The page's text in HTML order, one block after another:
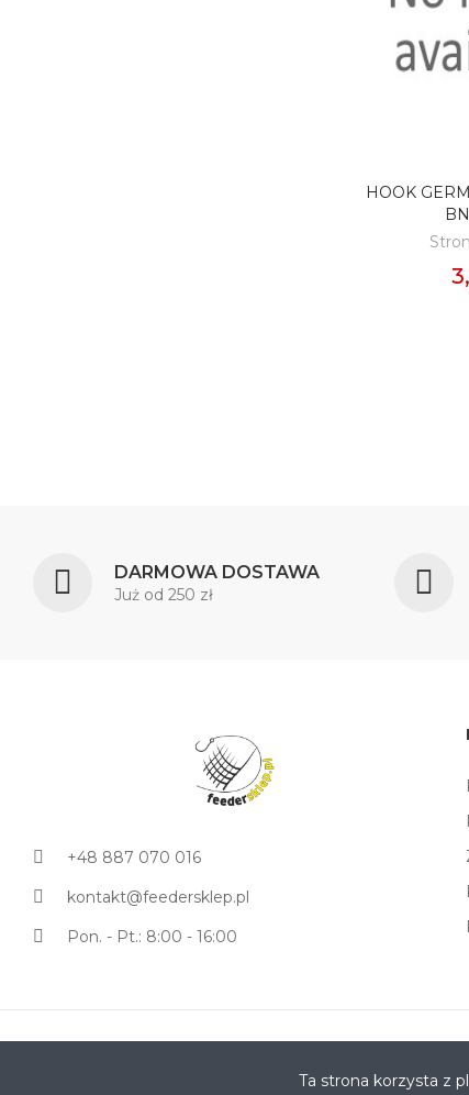
HOOK
DARMOWA DOSTAWA
Już od 250 zł
+48 887 070 016
kontakt@feedersklep.pl
Pon. - Pt.: 8:00 - 16:00
Ta strona korzysta z